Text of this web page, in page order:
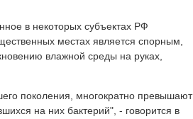
в некоторых субъектах РФ
местах является спорным,
влажной среды на руках,
поколения, многократно превышают
на них бактерий", - говорится в